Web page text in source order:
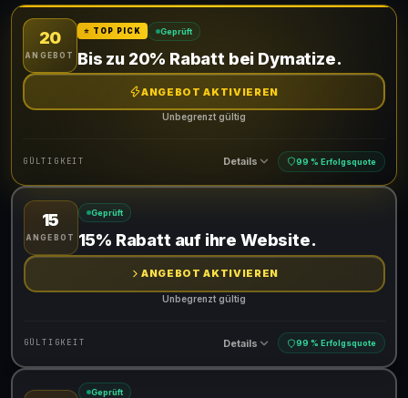
20
ANGEBOT
⭐ TOP PICK Geprüft
Bis zu 20% Rabatt bei Dymatize.
ANGEBOT AKTIVIEREN
Unbegrenzt gültig
GÜLTIGKEIT Details 99 % Erfolgsquote
Gültig für teilnehmende Produkte
15
ANGEBOT
Geprüft
15% Rabatt auf ihre Website.
ANGEBOT AKTIVIEREN
Unbegrenzt gültig
GÜLTIGKEIT Details 99 % Erfolgsquote
Geprüft